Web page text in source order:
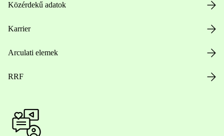
Közérdekű adatok
Karrier
Arculati elemek
RRF